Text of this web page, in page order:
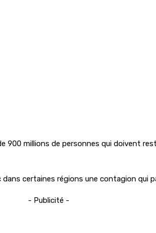
900 millions de personnes qui doivent
certaines régions une contagion
- Publicité -